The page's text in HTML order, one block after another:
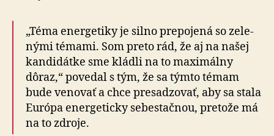
„Téma energetiky je silno prepojená so ze­le­
ný­mi témami. Som preto rád, že aj na našej
kan­di­dátke sme kládli na to maxi­málny
dôraz,“ po­ve­dal s tým, že sa týmto témam
bude venovať a chce pre­sa­dzo­vať, aby sa stala
Európa ener­ge­ticky sebe­stač­nou, pre­tože má
na to zdroje.